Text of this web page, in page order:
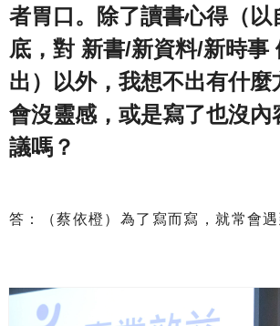
者胃口。除了讀書心得（以
底，對 新書/新資料/新時事
出）以外，我想不出有什麼
會沒靈感，或是寫了也沒內
議嗎？
答：（蔡依橙）為了寫而寫，就常會遇